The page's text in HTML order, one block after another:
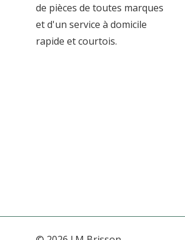
de pièces de toutes marques
et d'un service à domicile
rapide et courtois.